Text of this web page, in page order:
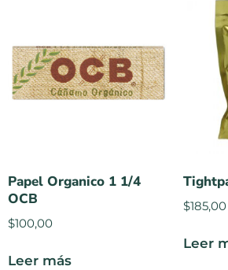
Papel Organico 1 1/4
OCB
$100,00
Leer más
$185,00
Leer